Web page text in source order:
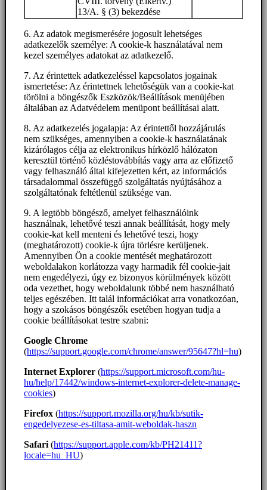
13/A. § (3) bekezdése
6. Az adatok megismerésére jogosult lehetséges
adatkezelők személye: A cookie-k használatával nem
kezel személyes adatokat az adatkezelő.
7. Az érintettek adatkezeléssel kapcsolatos jogainak
ismertetése: Az érintettnek lehetőségük van a cookie-kat
törölni a böngészők Eszközök/Beállítások menüjében
általában az Adatvédelem menüpont beállításai alatt.
8. Az adatkezelés jogalapja: Az érintettől hozzájárulás
nem szükséges, amennyiben a cookie-k használatának
kizárólagos célja az elektronikus hírközlő hálózaton
keresztül történő közléstovábbítás vagy arra az előfizető
vagy felhasználó által kifejezetten kért, az információs
társadalommal összefüggő szolgáltatás nyújtásához a
szolgáltatónak feltétlenül szüksége van.
9. A legtöbb böngésző, amelyet felhasználóink
használnak, lehetővé teszi annak beállítását, hogy mely
cookie-kat kell menteni és lehetővé teszi, hogy
(meghatározott) cookie-k újra törlésre kerüljenek.
Amennyiben Ön a cookie mentését meghatározott
weboldalakon korlátozza vagy harmadik fél cookie-jait
nem engedélyezi, úgy ez bizonyos körülmények között
oda vezethet, hogy weboldalunk többé nem használható
teljes egészében. Itt talál információkat arra vonatkozóan,
hogy a szokásos böngészők esetében hogyan tudja a
cookie beállításokat testre szabni:
Google Chrome
(https://support.google.com/chrome/answer/95647?hl=hu)
Internet Explorer (https://support.microsoft.com/hu-
hu/help/17442/windows-internet-explorer-delete-manage-
cookies)
Firefox (https://support.mozilla.org/hu/kb/sutik-
engedelyezese-es-tiltasa-amit-weboldak-haszn
Safari (https://support.apple.com/kb/PH21411?
locale=hu_HU)